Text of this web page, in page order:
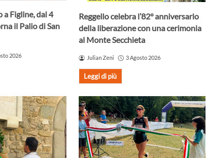
a Figline, dal 4
il Palio di San
2026
Reggello celebra l’82° anniversario
della liberazione con una cerimonia
al Monte Secchieta
Julian Zeni 3 Agosto 2026
Leggi di più